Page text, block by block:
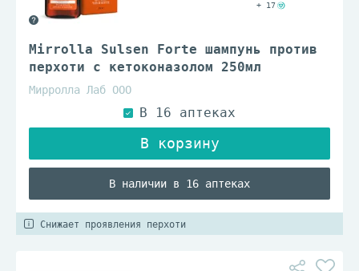
Mirrolla Sulsen Forte шампунь против
перхоти с кетоконазолом 250мл
Мирролла Лаб ООО
В наличии в 16 аптеках
+ 17
Снижает проявления перхоти